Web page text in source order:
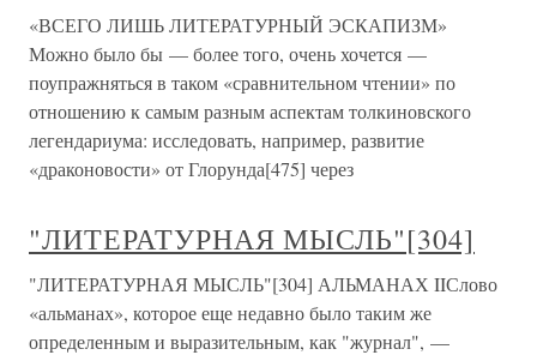
«ВСЕГО ЛИШЬ ЛИТЕРАТУРНЫЙ ЭСКАПИЗМ»
Можно было бы — более того, очень хочется —
поупражняться в таком «сравнительном чтении» по
отношению к самым разным аспектам толкиновского
легендариума: исследовать, например, развитие
«драконовости» от Глорунда[475] через
"ЛИТЕРАТУРНАЯ МЫСЛЬ"[304]
"ЛИТЕРАТУРНАЯ МЫСЛЬ"[304] АЛЬМАНАХ IIСлово
«альманах», которое еще недавно было таким же
определенным и выразительным, как "журнал", —